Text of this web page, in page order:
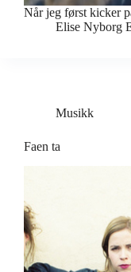
Når jeg først kicker
Elise Nyborg
Musikk
Faen ta